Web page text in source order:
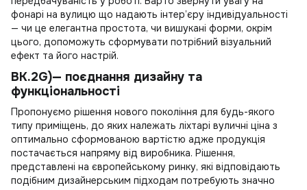
фонарі на вулицю що надають інтер’єру індивідуальності
— чи це елегантна простота, чи вишукані форми, окрім
цього, допоможуть сформувати потрібний візуальний
ефект та його настрій.
BK.2G)— поєднання дизайну та
функціональності
Пропонуємо рішення нового покоління для будь-якого
типу приміщень, до яких належать ліхтарі вуличні ціна з
оптимально сформованою вартістю адже продукція
постачається напряму від виробника. Рішення,
представлені на європейському ринку, які відповідають
подібним дизайнерським підходам потребують значно